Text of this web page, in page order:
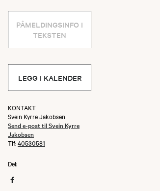
PÅMELDINGSINFO I
TEKSTEN
LEGG I KALENDER
KONTAKT
Svein Kyrre Jakobsen
Send e-post til Svein Kyrre
Jakobsen
Tlf:40530581
Del: